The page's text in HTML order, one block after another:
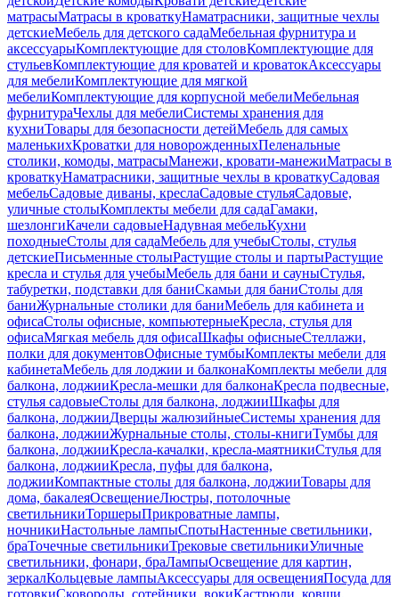
матрасыМатрасы в кроваткуНаматрасники, защитные чехлы
детскиеМебель для детского садаМебельная фурнитура и
аксессуарыКомплектующие для столовКомплектующие для
стульевКомплектующие для кроватей и кроватокАксессуары
для мебелиКомплектующие для мягкой
мебелиКомплектующие для корпусной мебелиМебельная
фурнитураЧехлы для мебелиСистемы хранения для
кухниТовары для безопасности детейМебель для самых
маленькихКроватки для новорожденныхПеленальные
столики, комоды, матрасыМанежи, кровати-манежиМатрасы в
кроваткуНаматрасники, защитные чехлы в кроваткуСадовая
мебельСадовые диваны, креслаСадовые стульяСадовые,
уличные столыКомплекты мебели для садаГамаки,
шезлонгиКачели садовыеНадувная мебельКухни
походныеСтолы для садаМебель для учебыСтолы, стулья
детскиеПисьменные столыРастущие столы и партыРастущие
кресла и стулья для учебыМебель для бани и сауныСтулья,
табуретки, подставки для баниСкамьи для баниСтолы для
баниЖурнальные столики для баниМебель для кабинета и
офисаСтолы офисные, компьютерныеКресла, стулья для
офисаМягкая мебель для офисаШкафы офисныеСтеллажи,
полки для документовОфисные тумбыКомплекты мебели для
кабинетаМебель для лоджии и балконаКомплекты мебели для
балкона, лоджииКресла-мешки для балконаКресла подвесные,
стулья садовыеСтолы для балкона, лоджииШкафы для
балкона, лоджииДверцы жалюзийныеСистемы хранения для
балкона, лоджииЖурнальные столы, столы-книгиТумбы для
балкона, лоджииКресла-качалки, кресла-маятникиСтулья для
балкона, лоджииКресла, пуфы для балкона,
лоджииКомпактные столы для балкона, лоджииТовары для
дома, бакалеяОсвещениеЛюстры, потолочные
светильникиТоршерыПрикроватные лампы,
ночникиНастольные лампыСпотыНастенные светильники,
браТочечные светильникиТрековые светильникиУличные
светильники, фонари, браЛампыОсвещение для картин,
зеркалКольцевые лампыАксессуары для освещенияПосуда для
готовкиСковороды, сотейники, вокиКастрюли, ковши,